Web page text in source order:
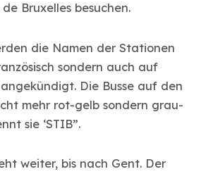
Bruxelles besuchen.
die Namen der Stationen
sondern auch auf
Die Busse auf den
mehr rot-gelb sondern grau-
sie ‘STIB”.
weiter, bis nach Gent. Der